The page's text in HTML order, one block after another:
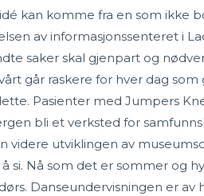
kan komme fra en som ikke
av informasjonssenteret i
saker skal gjenpart og
går raskere for hver dag
Pasienter med Jumpers
bli et verksted for
utviklingen av
Nå som det er sommer og
Danseundervisningen er av